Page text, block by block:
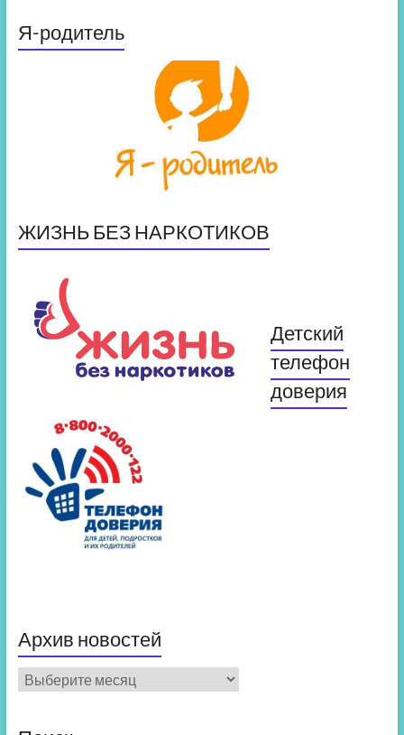
Я-родитель
ЖИЗНЬ БЕЗ НАРКОТИКОВ
Детский
телефон
доверия
Архив новостей
Архив
новостей